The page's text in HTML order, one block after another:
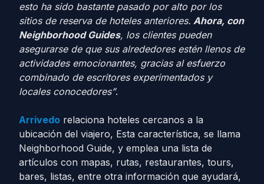
esto ha sido bastante pasado por alto por los
sitios de reserva de hoteles anteriores. Ahora, con
Neighborhood Guides, los clientes pueden
asegurarse de que sus alrededores estén llenos de
actividades emocionantes, gracias al esfuerzo
combinado de escritores experimentados y
locales conocedores”.
Arrivedo relaciona hoteles cercanos a la
ubicación del viajero, Esta característica, se llama
Neighborhood Guide, y emplea una lista de
artículos con mapas, rutas, restaurantes, tours,
bares, listas, entre otra información que ayudará,